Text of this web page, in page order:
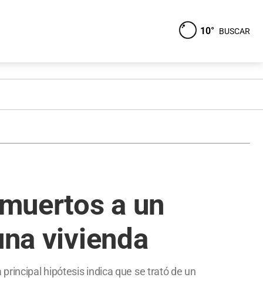
10° BUSCAR
a un
vivienda
hipótesis indica que se trató de un